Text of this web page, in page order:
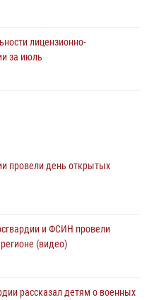
лицензионно-
за июль
на Всероссийском
«Территория смыслов»
армии Виктор Золотов
тыла с профессиональным
провели день открытых
и ФСИН провели
(видео)
рассказал детям о военных